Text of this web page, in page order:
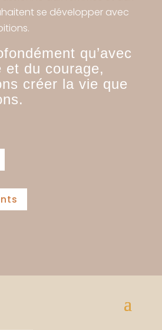
se développer avec
qu’avec
et du courage,
créer la vie que